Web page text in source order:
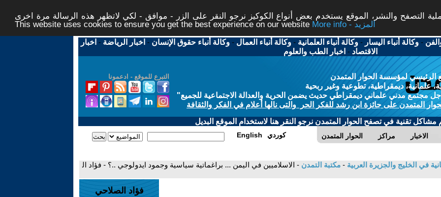
التصفح والنشر، الموقع يستخدم بعض أنواع الكوكيز نرجو النقر على الزر - موافق - لكي لاتظهر هذه الرسالة مرة اخرى -
This website uses cookies to ensure you get the best experience on our website
More info - المزيد
-وكالة أنباء اليسار -وكالة أنباء العلمانية -وكالة أنباء العمال -وكالة أنباء حقوق الإنسان - اخبار الرياضة - اخبار
الاقتصاد - اخبار الطب والعلوم
التبرع للموقع - ادعمونا
الرئيسي لمؤسسة الحوار المتمدن
علمانية، ديمقراطية، تطوعية وغير ربحية
مجتمع مدني علماني ديمقراطي حديث يضمن الحرية والعدالة الاجتماعية للجميع"
المتمدن على جائزة ابن رشد للفكر الحر والتى نالها أعلام في الفكر والثقافة
مشاكل تقنية في تصفح الحوار المتمدن نرجو النقر هنا لاستخدام الموقع البديل
الحوار المتمدن مراكز الاخبار English كوردي
في الخليج والجزيرة العربية - مكتبة التمدن - الاسلاميين في اليمن ... براغماتية سياسية وجمود ايدولوجي ..؟ - فؤاد ال
فؤاد الصلاحي